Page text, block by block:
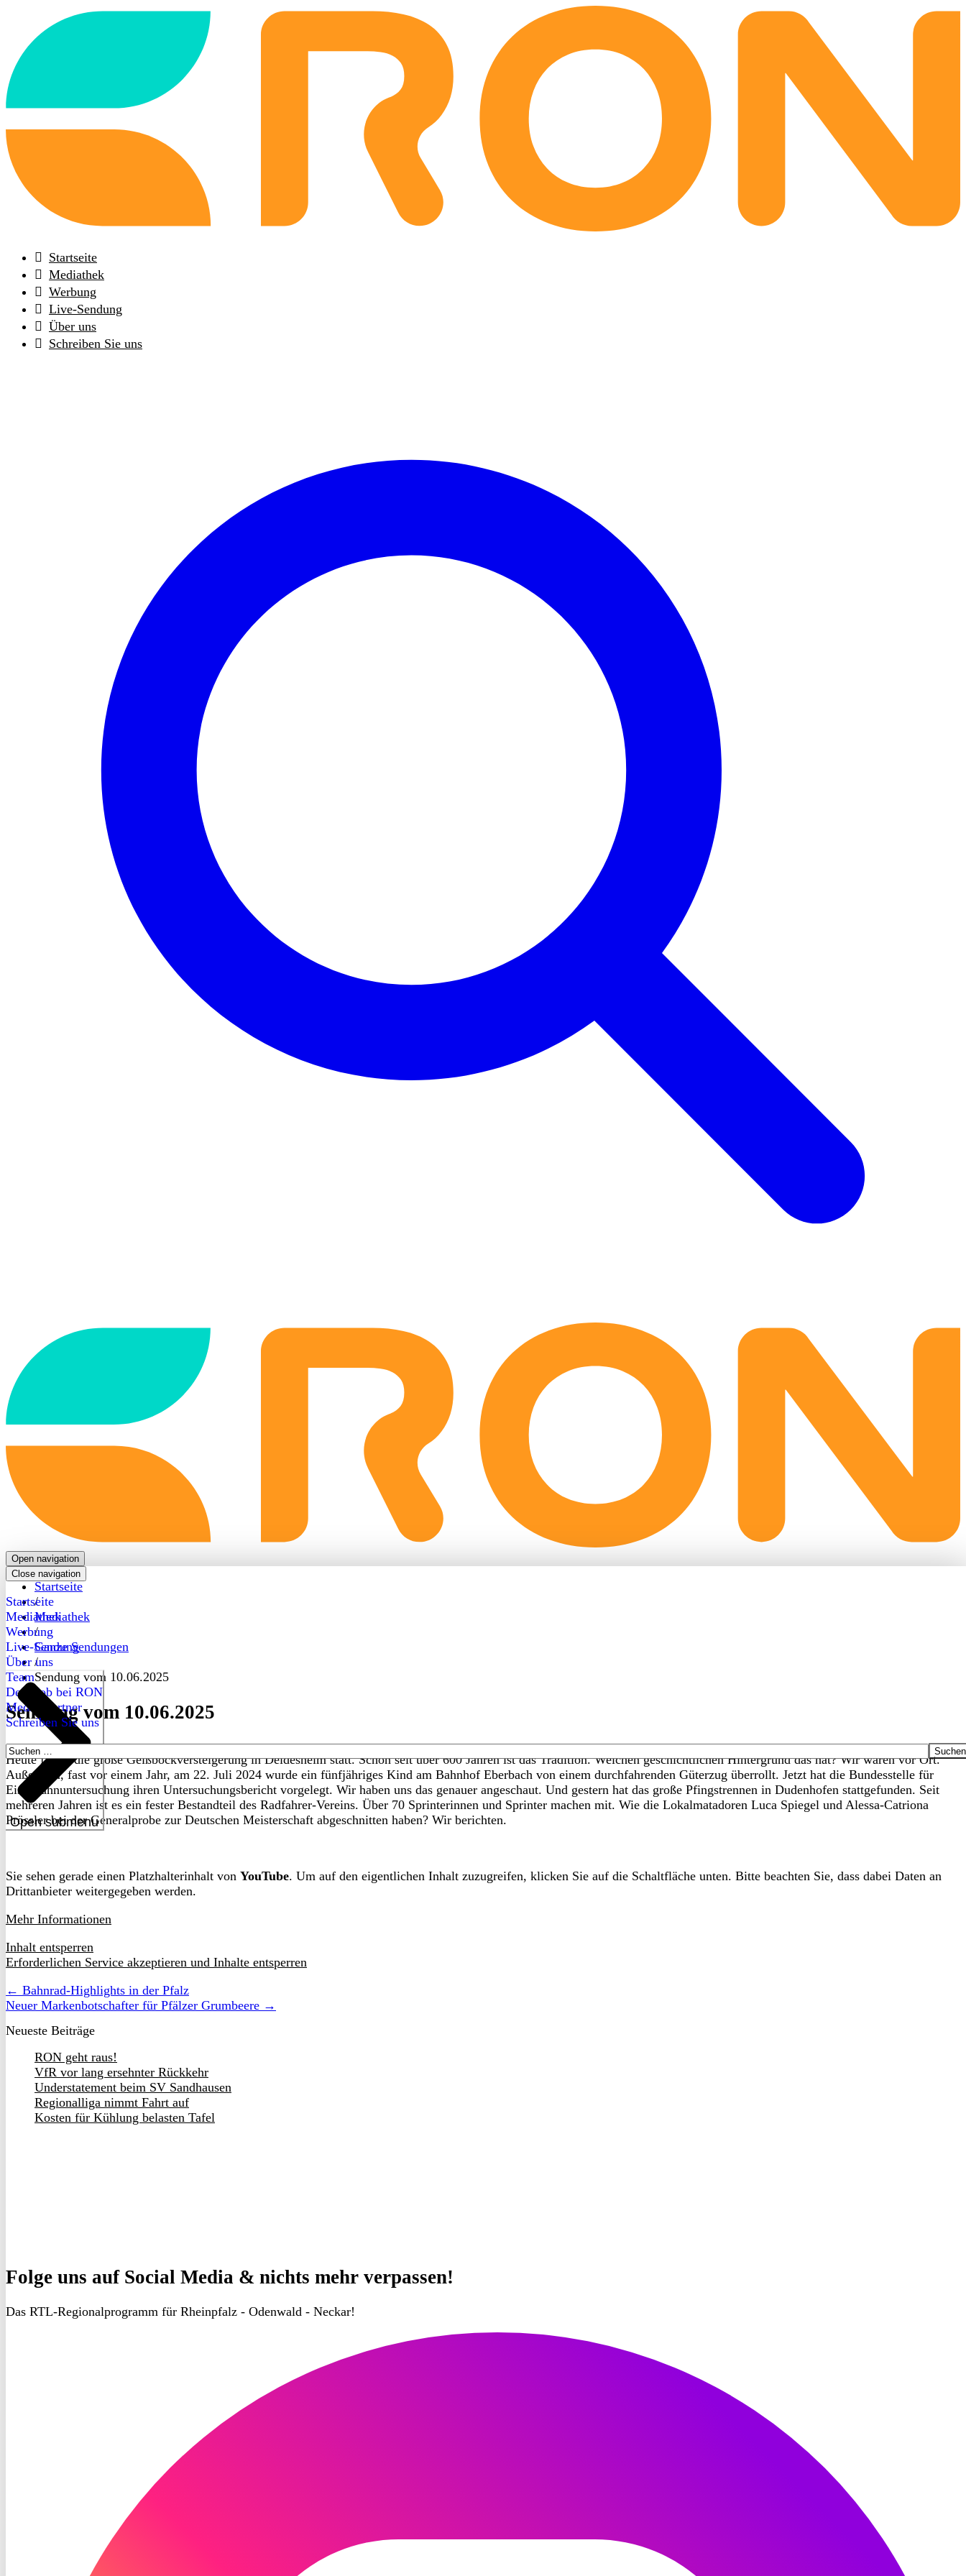
frontpage
Startseite
Mediathek
Werbung
Live-Sendung
Über uns
Schreiben Sie uns
frontpage
Open navigation
Close navigation
Startseite
Mediathek
Werbung
Live-Sendung
Über uns
Open submenu
Team
Dein Job bei RON
Medienpartner
Schreiben Sie uns
Suchen
nach:
Startseite
/
Mediathek
/
Ganze Sendungen
/
Sendung vom 10.06.2025
Sendung vom 10.06.2025
Heute findet die große Geißbockversteigerung in Deidesheim statt. Schon seit über 600 Jahren ist das Tradition. Welchen geschichtlichen Hintergrund das hat? Wir waren vor Ort.
Außerdem, fast vor einem Jahr, am 22. Juli 2024 wurde ein fünfjähriges Kind am Bahnhof Eberbach von einem durchfahrenden Güterzug überrollt. Jetzt hat die Bundesstelle für
Eisenbahnuntersuchung ihren Untersuchungsbericht vorgelegt. Wir haben uns das genauer angeschaut. Und gestern hat das große Pfingstrennen in Dudenhofen stattgefunden. Seit
mehreren Jahren ist es ein fester Bestandteil des Radfahrer-Vereins. Über 70 Sprinterinnen und Sprinter machen mit. Wie die Lokalmatadoren Luca Spiegel und Alessa-Catriona
Prössler bei der Generalprobe zur Deutschen Meisterschaft abgeschnitten haben? Wir berichten.
Sie sehen gerade einen Platzhalterinhalt von YouTube. Um auf den eigentlichen Inhalt zuzugreifen, klicken Sie auf die Schaltfläche unten. Bitte beachten Sie, dass dabei Daten an
Drittanbieter weitergegeben werden.
Mehr Informationen
Inhalt entsperren
Erforderlichen Service akzeptieren und Inhalte entsperren
← Bahnrad-Highlights in der Pfalz
Neuer Markenbotschafter für Pfälzer Grumbeere →
Neueste Beiträge
RON geht raus!
VfR vor lang ersehnter Rückkehr
Understatement beim SV Sandhausen
Regionalliga nimmt Fahrt auf
Kosten für Kühlung belasten Tafel
Folge uns auf Social Media & nichts mehr verpassen!
Das RTL-Regionalprogramm für Rheinpfalz - Odenwald - Neckar!